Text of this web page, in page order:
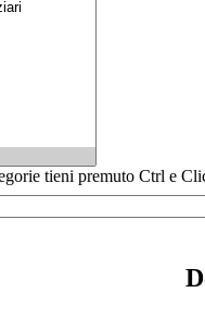
tieni premuto Ctrl e